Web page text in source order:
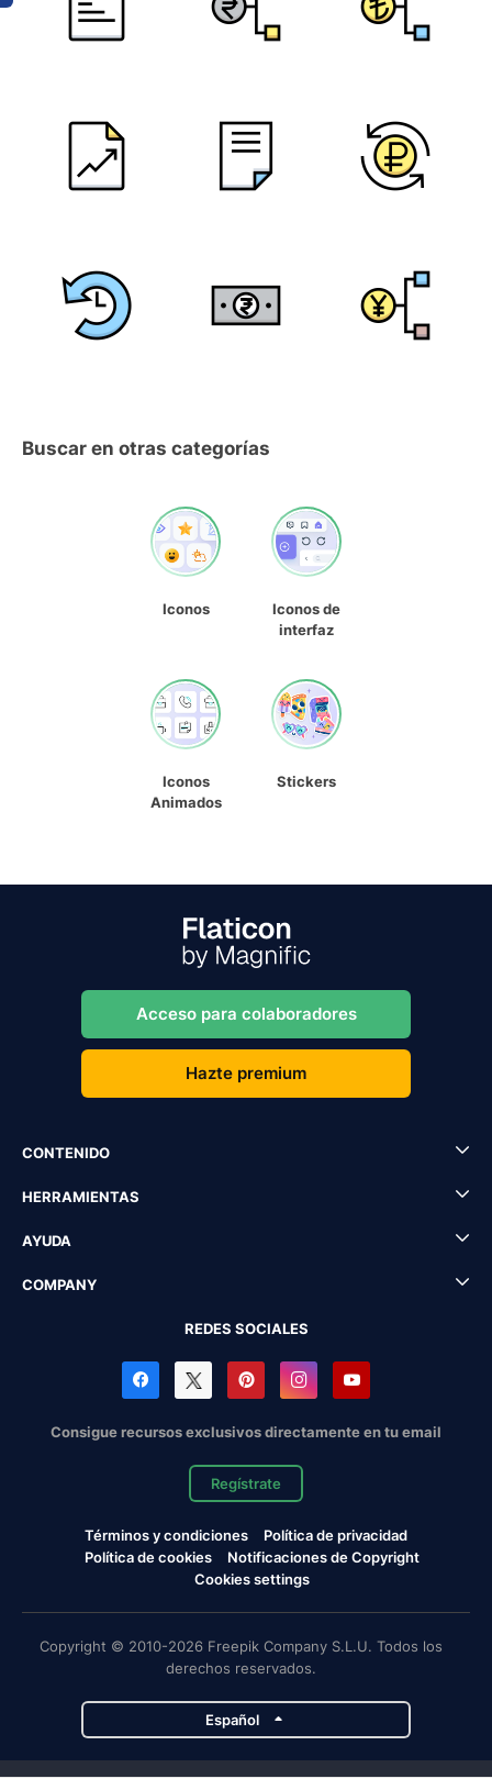
Buscar en otras categorías
Iconos
Iconos de
interfaz
Iconos
Animados
Stickers
Acceso para colaboradores
Hazte premium
CONTENIDO
HERRAMIENTAS
AYUDA
COMPANY
REDES SOCIALES
Consigue recursos exclusivos directamente en tu email
Regístrate
Términos y condiciones
Política de privacidad
Política de cookies
Notificaciones de Copyright
Cookies settings
Copyright © 2010-2026 Freepik Company S.L.U. Todos los
derechos reservados.
Español